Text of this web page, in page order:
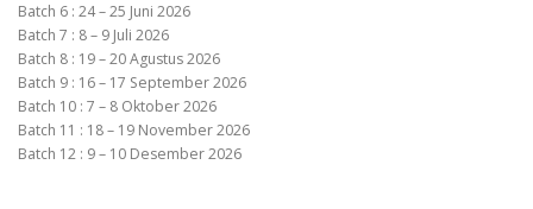
Batch 6 : 24 – 25 Juni 2026
Batch 7 : 8 – 9 Juli 2026
Batch 8 : 19 – 20 Agustus 2026
Batch 9 : 16 – 17 September 2026
Batch 10 : 7 – 8 Oktober 2026
Batch 11 : 18 – 19 November 2026
Batch 12 : 9 – 10 Desember 2026